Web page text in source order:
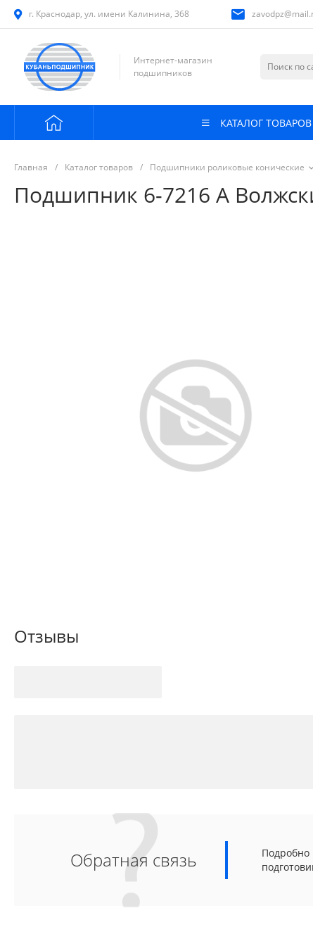
г. Краснодар, ул. имени Калинина, 368
Интернет-магазин
подшипников
КАТАЛОГ ТОВАРОВ
Главная / Каталог товаров / Подшипники роликовые конические
Подшипник 6-7216 А
Отзывы
Обратная связь
Подробно